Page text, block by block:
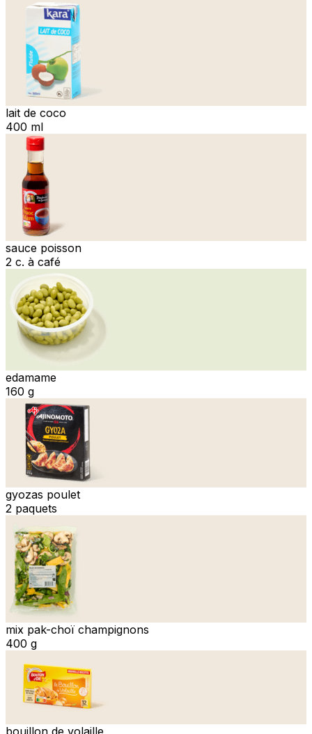
lait de coco
400 ml
sauce poisson
2 c. à café
edamame
160 g
gyozas poulet
2 paquets
mix pak-choï champignons
400 g
bouillon de volaille